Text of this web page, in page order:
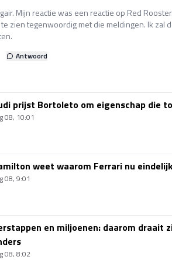
Mijn reactie was een reactie op Red
te zien tegenwoordig met die meldingen. Ik zal
Antwoord
prijst Bortoleto om eigenschap die
08, 10:01
weet waarom Ferrari nu
08, 9:01
en miljoenen: daarom draait
08, 8:02